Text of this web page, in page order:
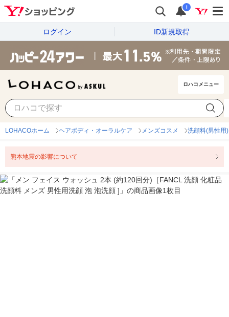
i
ログイン ID新規取得
ロハコメニュー
LOHACOホーム ヘアボディ・オーラルケア メンズコスメ 洗顔料(男性用)
熊本地震の影響について